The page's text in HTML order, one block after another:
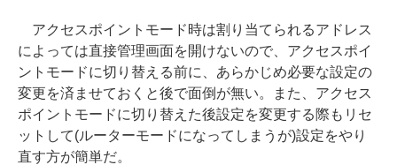
アクセスポイントモード時は割り当てられるアドレス
によっては直接管理画面を開けないので、アクセスポイ
ントモードに切り替える前に、あらかじめ必要な設定の
変更を済ませておくと後で面倒が無い。また、アクセス
ポイントモードに切り替えた後設定を変更する際もリセ
ットして(ルーターモードになってしまうが)設定をやり
直す方が簡単だ。